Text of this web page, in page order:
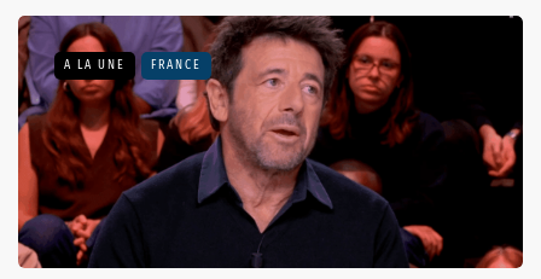
A LA UNE FRANCE